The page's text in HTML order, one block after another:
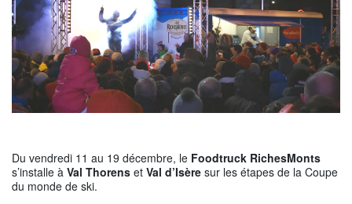
Du vendredi 11 au 19 décembre, le Foodtruck RichesMonts
s’installe à Val Thorens et Val d’Isère sur les étapes de la Coupe
du monde de ski.